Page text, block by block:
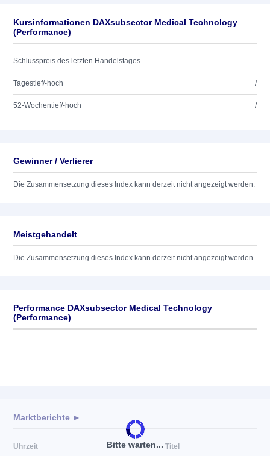
Kursinformationen DAXsubsector Medical Technology
(Performance)
Schlusspreis des letzten Handelstages
Tagestief/-hoch /
52-Wochentief/-hoch /
Gewinner / Verlierer
Die Zusammensetzung dieses Index kann derzeit nicht angezeigt werden.
Meistgehandelt
Die Zusammensetzung dieses Index kann derzeit nicht angezeigt werden.
Performance DAXsubsector Medical Technology
(Performance)
Bitte warten...
Marktberichte ►
Uhrzeit Titel